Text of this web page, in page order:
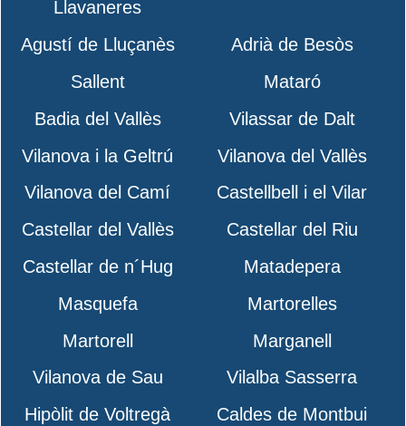
Llavaneres
Agustí de Lluçanès
Adrià de Besòs
Sallent
Mataró
Badia del Vallès
Vilassar de Dalt
Vilanova i la Geltrú
Vilanova del Vallès
Vilanova del Camí
Castellbell i el Vilar
Castellar del Vallès
Castellar del Riu
Castellar de n´Hug
Matadepera
Masquefa
Martorelles
Martorell
Marganell
Vilanova de Sau
Vilalba Sasserra
Hipòlit de Voltregà
Caldes de Montbui